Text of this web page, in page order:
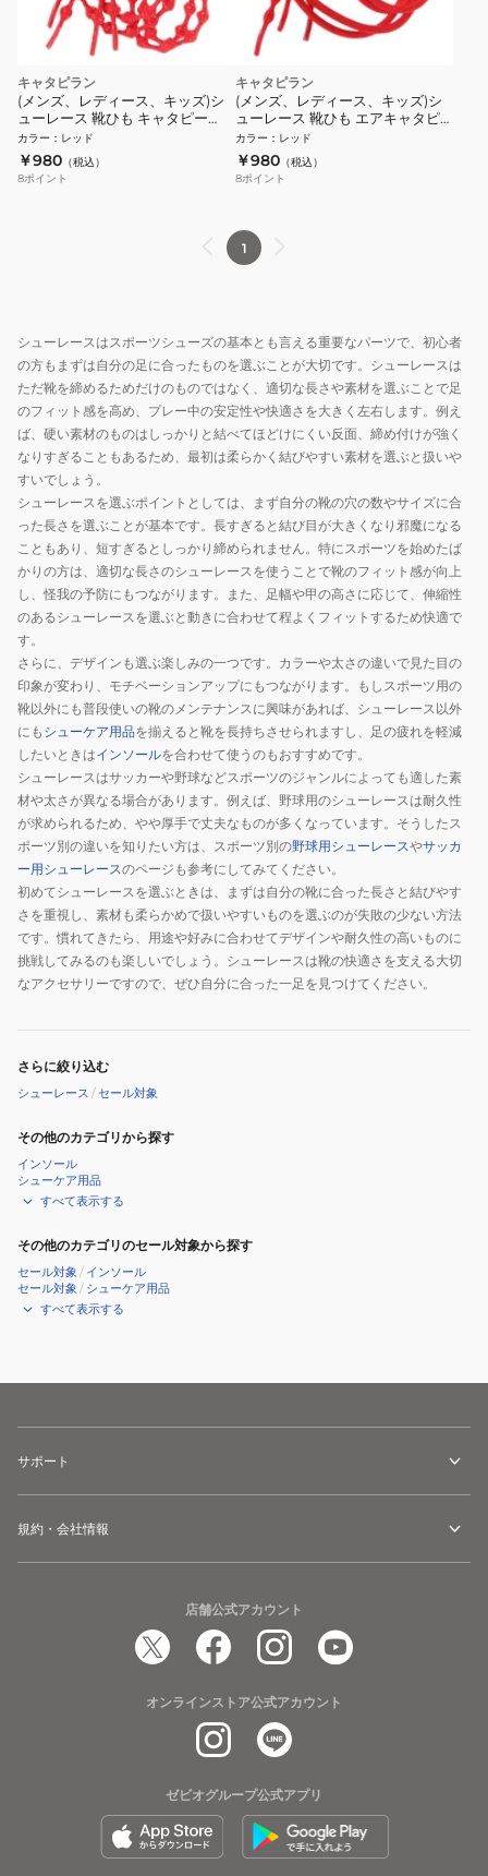
キャタピラン
(メンズ、レディース、キッズ)シ
ューレース 靴ひも キャタピー
RF75cm C75-7RSR
カラー ： レッド
￥980 （税込）
8ポイント
キャタピラン
(メンズ、レディース、キッズ)シ
ューレース 靴ひも エアキャタピ
ー70cm CAR70-7SR
カラー ： レッド
￥980 （税込）
8ポイント
1
シューレースはスポーツシューズの基本とも言える重要なパーツで、初心者
の方もまずは自分の足に合ったものを選ぶことが大切です。シューレースは
ただ靴を締めるためだけのものではなく、適切な長さや素材を選ぶことで足
のフィット感を高め、プレー中の安定性や快適さを大きく左右します。例え
ば、硬い素材のものはしっかりと結べてほどけにくい反面、締め付けが強く
なりすぎることもあるため、最初は柔らかく結びやすい素材を選ぶと扱いや
すいでしょう。
シューレースを選ぶポイントとしては、まず自分の靴の穴の数やサイズに合
った長さを選ぶことが基本です。長すぎると結び目が大きくなり邪魔になる
こともあり、短すぎるとしっかり締められません。特にスポーツを始めたば
かりの方は、適切な長さのシューレースを使うことで靴のフィット感が向上
し、怪我の予防にもつながります。また、足幅や甲の高さに応じて、伸縮性
のあるシューレースを選ぶと動きに合わせて程よくフィットするため快適で
す。
さらに、デザインも選ぶ楽しみの一つです。カラーや太さの違いで見た目の
印象が変わり、モチベーションアップにもつながります。もしスポーツ用の
靴以外にも普段使いの靴のメンテナンスに興味があれば、シューレース以外
にも シューケア用品を揃えると靴を長持ちさせられますし、足の疲れを軽減
したいときはインソールを合わせて使うのもおすすめです。
シューレースはサッカーや野球などスポーツのジャンルによっても適した素
材や太さが異なる場合があります。例えば、野球用のシューレースは耐久性
が求められるため、やや厚手で丈夫なものが多くなっています。そうしたス
ポーツ別の違いを知りたい方は、スポーツ別の野球用シューレースやサッカ
ー用シューレースのページも参考にしてみてください。
初めてシューレースを選ぶときは、まずは自分の靴に合った長さと結びやす
さを重視し、素材も柔らかめで扱いやすいものを選ぶのが失敗の少ない方法
です。慣れてきたら、用途や好みに合わせてデザインや耐久性の高いものに
挑戦してみるのも楽しいでしょう。シューレースは靴の快適さを支える大切
なアクセサリーですので、ぜひ自分に合った一足を見つけてください。
さらに絞り込む
シューレース /セール対象
その他のカテゴリから探す
インソール
シューケア用品
すべて表示する
その他のカテゴリのセール対象から探す
セール対象 / インソール
セール対象 / シューケア用品
すべて表示する
サポート
規約・会社情報
店舗公式アカウント
オンラインストア公式アカウント
ゼビオグループ公式アプリ